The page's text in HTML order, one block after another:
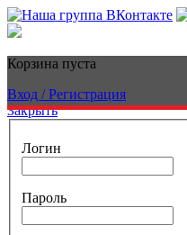
Корзина пуста
Вход / Регистрация
Закрыть
Логин
Пароль